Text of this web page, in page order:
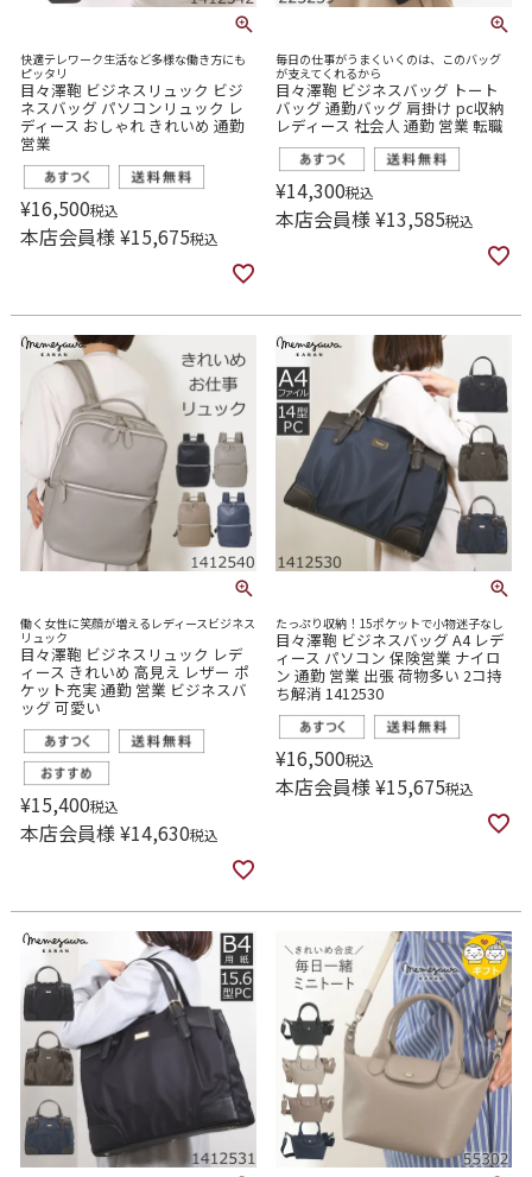
快適テレワーク生活など多様な働き方にも
ピッタリ
目々澤鞄 ビジネスリュック ビジ
ネスバッグ パソコンリュック レ
ディース おしゃれ きれいめ 通勤
営業
¥16,500税込
本店会員様¥15,675税込
毎日の仕事がうまくいくのは、このバッグ
が支えてくれるから
目々澤鞄 ビジネスバッグ トート
バッグ 通勤バッグ 肩掛け pc収納
レディース 社会人 通勤 営業 転職
¥14,300税込
本店会員様¥13,585税込
働く女性に笑顔が増えるレディースビジネス
リュック
目々澤鞄 ビジネスリュック レデ
ィース きれいめ 高見え レザー ポ
ケット充実 通勤 営業 ビジネスバ
ッグ 可愛い
¥15,400税込
本店会員様¥14,630税込
たっぷり収納！15ポケットで小物迷子なし
目々澤鞄 ビジネスバッグ A4 レデ
ィース パソコン 保険営業 ナイロ
ン 通勤 営業 出張 荷物多い 2コ持
ち解消 1412530
¥16,500税込
本店会員様¥15,675税込